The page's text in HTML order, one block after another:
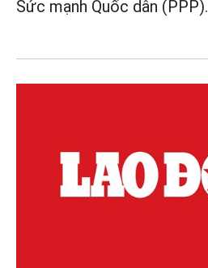
Sức mạnh Quốc dân (PPP).